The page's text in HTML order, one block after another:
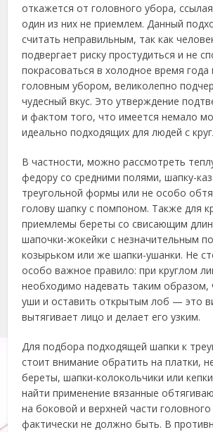
откажется от головного убора,
один из них не приемлем. Данный
считать неправильным, так как
подвергает риску простудиться и не
покрасоваться в холодное время
головным убором, великолепно
чудесный вкус. Это утверждение
и фактом того, что имеется немало
идеально подходящих для людей с
В частности, можно рассмотреть
федору со средними полями, шапку-
треугольной формы или не особо
голову шапку с помпоном. Также для
приемлемы береты со свисающим
шапочки-жокейки с незначительным
козырьком или же шапки-ушанки. Не
особо важное правило: при круглом
необходимо надевать таким образом,
уши и оставить открытым лоб — это
вытягивает лицо и делает его узким.
Для подбора подходящей шапки к
стоит внимание обратить на платки,
береты, шапки-колокольчики или
найти применение вязанные
на боковой и верхней части
фактически не должно быть. В